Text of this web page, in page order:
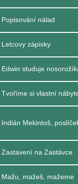
Popisování nálad
Letcovy zápisky
Edwin studuje
Tvoříme si vlastní
Indián Mekintoš,
Zastavení na Zastávce
Mažu, mažeš, mažeme